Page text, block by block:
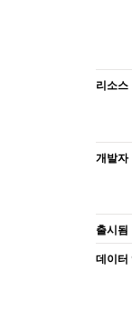
리소스
개발자
출시됨
데이터